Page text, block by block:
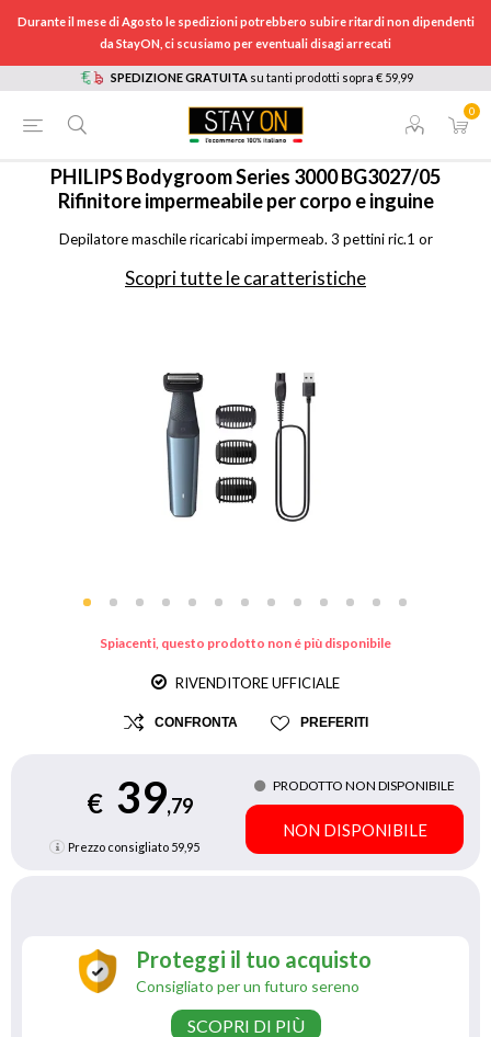
Durante il mese di Agosto le spedizioni potrebbero subire ritardi non dipendenti
da StayON, ci scusiamo per eventuali disagi arrecati
SPEDIZIONE GRATUITA su tanti prodotti sopra € 59,99
0
HOME ELETTRODOMESTICI CURA DELLA PERSONA, SALUTE E BENESSERE
/
EPILATORI E DEPILATORI
/ BG302705
PHILIPSBodygroom Series 3000 BG3027/05
Rifinitore impermeabile per corpo e inguine
Depilatore maschile ricaricabi impermeab. 3 pettini ric.1 or
Scopri tutte le caratteristiche
Spiacenti, questo prodotto non é più disponibile
RIVENDITORE UFFICIALE
CONFRONTA PREFERITI
€ 39,79
Prezzo consigliato 59,95
PRODOTTO NON DISPONIBILE
NON DISPONIBILE
Proteggi il tuo acquisto
Consigliato per un futuro sereno
SCOPRI DI PIÙ